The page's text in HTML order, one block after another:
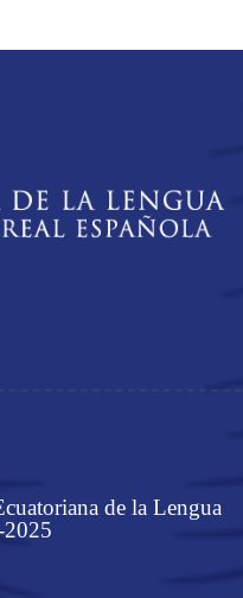
de la Lengua